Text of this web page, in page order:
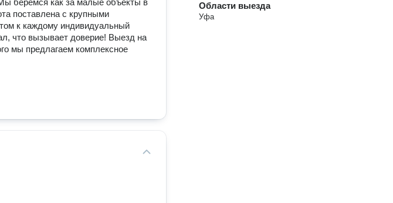
беремся как за малые объекты в
поставлена с крупными
к каждому индивидуальный
что вызывает доверие! Выезд на
мы предлагаем комплексное
Области выезда
Уфа